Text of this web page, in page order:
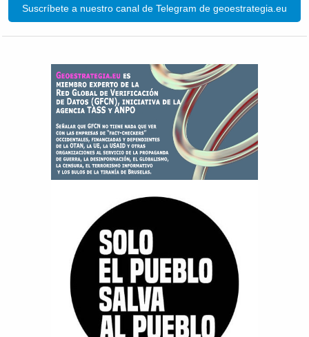
Suscríbete a nuestro canal de Telegram de geoestrategia.eu